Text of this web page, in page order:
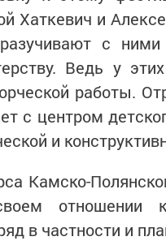
Хаткевич и
с
Ведь у
работы.
с центром
и
Камско-
в частности и